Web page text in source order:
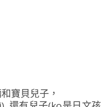
寶貝兒子，